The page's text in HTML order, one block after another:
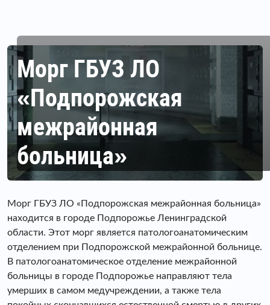
Морг ГБУЗ ЛО
«Подпорожская
межрайонная
больница»
Морг ГБУЗ ЛО «Подпорожская межрайонная больница»
находится в городе Подпорожье Ленинградской
области. Этот морг является патологоанатомическим
отделением при Подпорожской межрайонной больнице.
В патологоанатомическое отделение межрайонной
больницы в городе Подпорожье направляют тела
умерших в самом медучреждении, а также тела